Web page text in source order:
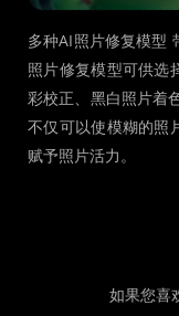
多种AI照片修复模型
照片修复模型可供选
彩校正、黑白照片着
不仅可以使模糊的照
赋予照片活力。
如果您喜